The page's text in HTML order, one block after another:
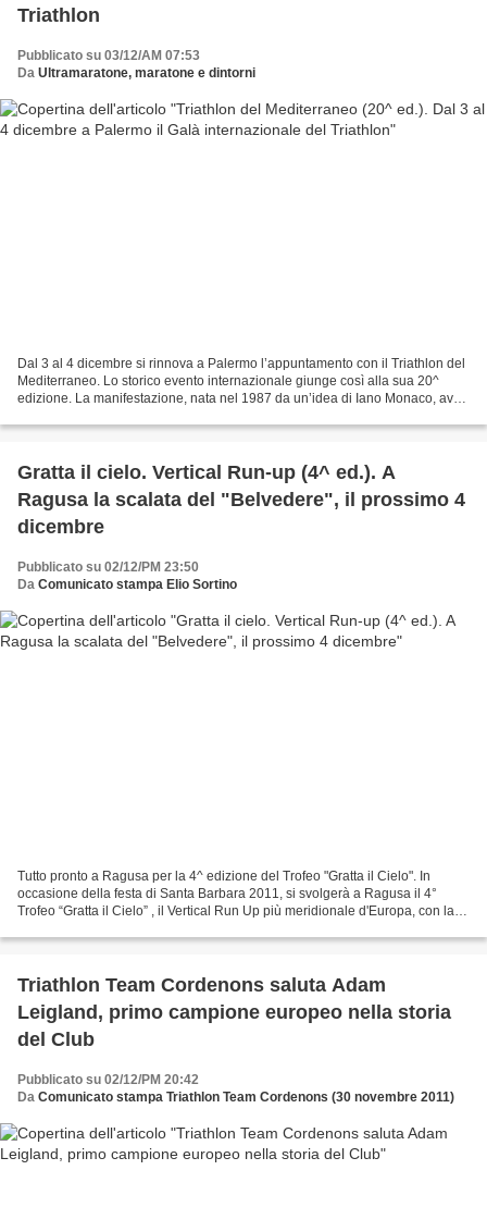
Triathlon
Pubblicato su 03/12/AM 07:53
Da Ultramaratone, maratone e dintorni
Dal 3 al 4 dicembre si rinnova a Palermo l’appuntamento con il Triathlon del
Mediterraneo. Lo storico evento internazionale giunge così alla sua 20^
edizione. La manifestazione, nata nel 1987 da un’idea di Iano Monaco, avrà
Gratta il cielo. Vertical Run-up (4^ ed.). A
Ragusa la scalata del "Belvedere", il prossimo 4
dicembre
Pubblicato su 02/12/PM 23:50
Da Comunicato stampa Elio Sortino
Tutto pronto a Ragusa per la 4^ edizione del Trofeo "Gratta il Cielo". In
occasione della festa di Santa Barbara 2011, si svolgerà a Ragusa il 4°
Trofeo “Gratta il Cielo” , il Vertical Run Up più meridionale d'Europa, con la
Triathlon Team Cordenons saluta Adam
Leigland, primo campione europeo nella storia
del Club
Pubblicato su 02/12/PM 20:42
Da Comunicato stampa Triathlon Team Cordenons (30 novembre 2011)